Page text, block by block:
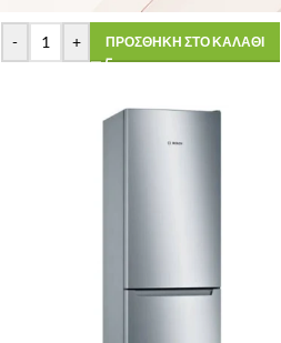
- + ΠΡΟΣΘΗΚΗ ΣΤΟ ΚΑΛΑΘΙ